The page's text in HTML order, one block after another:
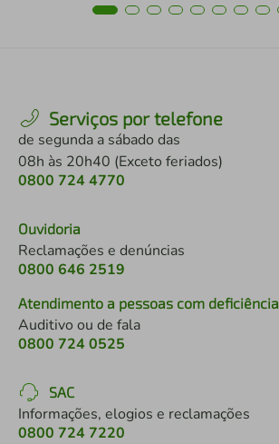
Serviços por telefone
de segunda a sábado das
08h às 20h40 (Exceto feriados)
0800 724 4770
Ouvidoria
Reclamações e denúncias
0800 646 2519
Atendimento a pessoas com deficiência
Auditivo ou de fala
0800 724 0525
SAC
Informações, elogios e reclamações
0800 724 7220